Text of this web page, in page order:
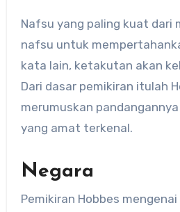
Nafsu yang paling kuat dari
nafsu untuk
kata lain, ketakutan akan
Dari dasar pemikiran itulah
merumuskan
yang amat terkenal.
Negara
Pemikiran Hobbes